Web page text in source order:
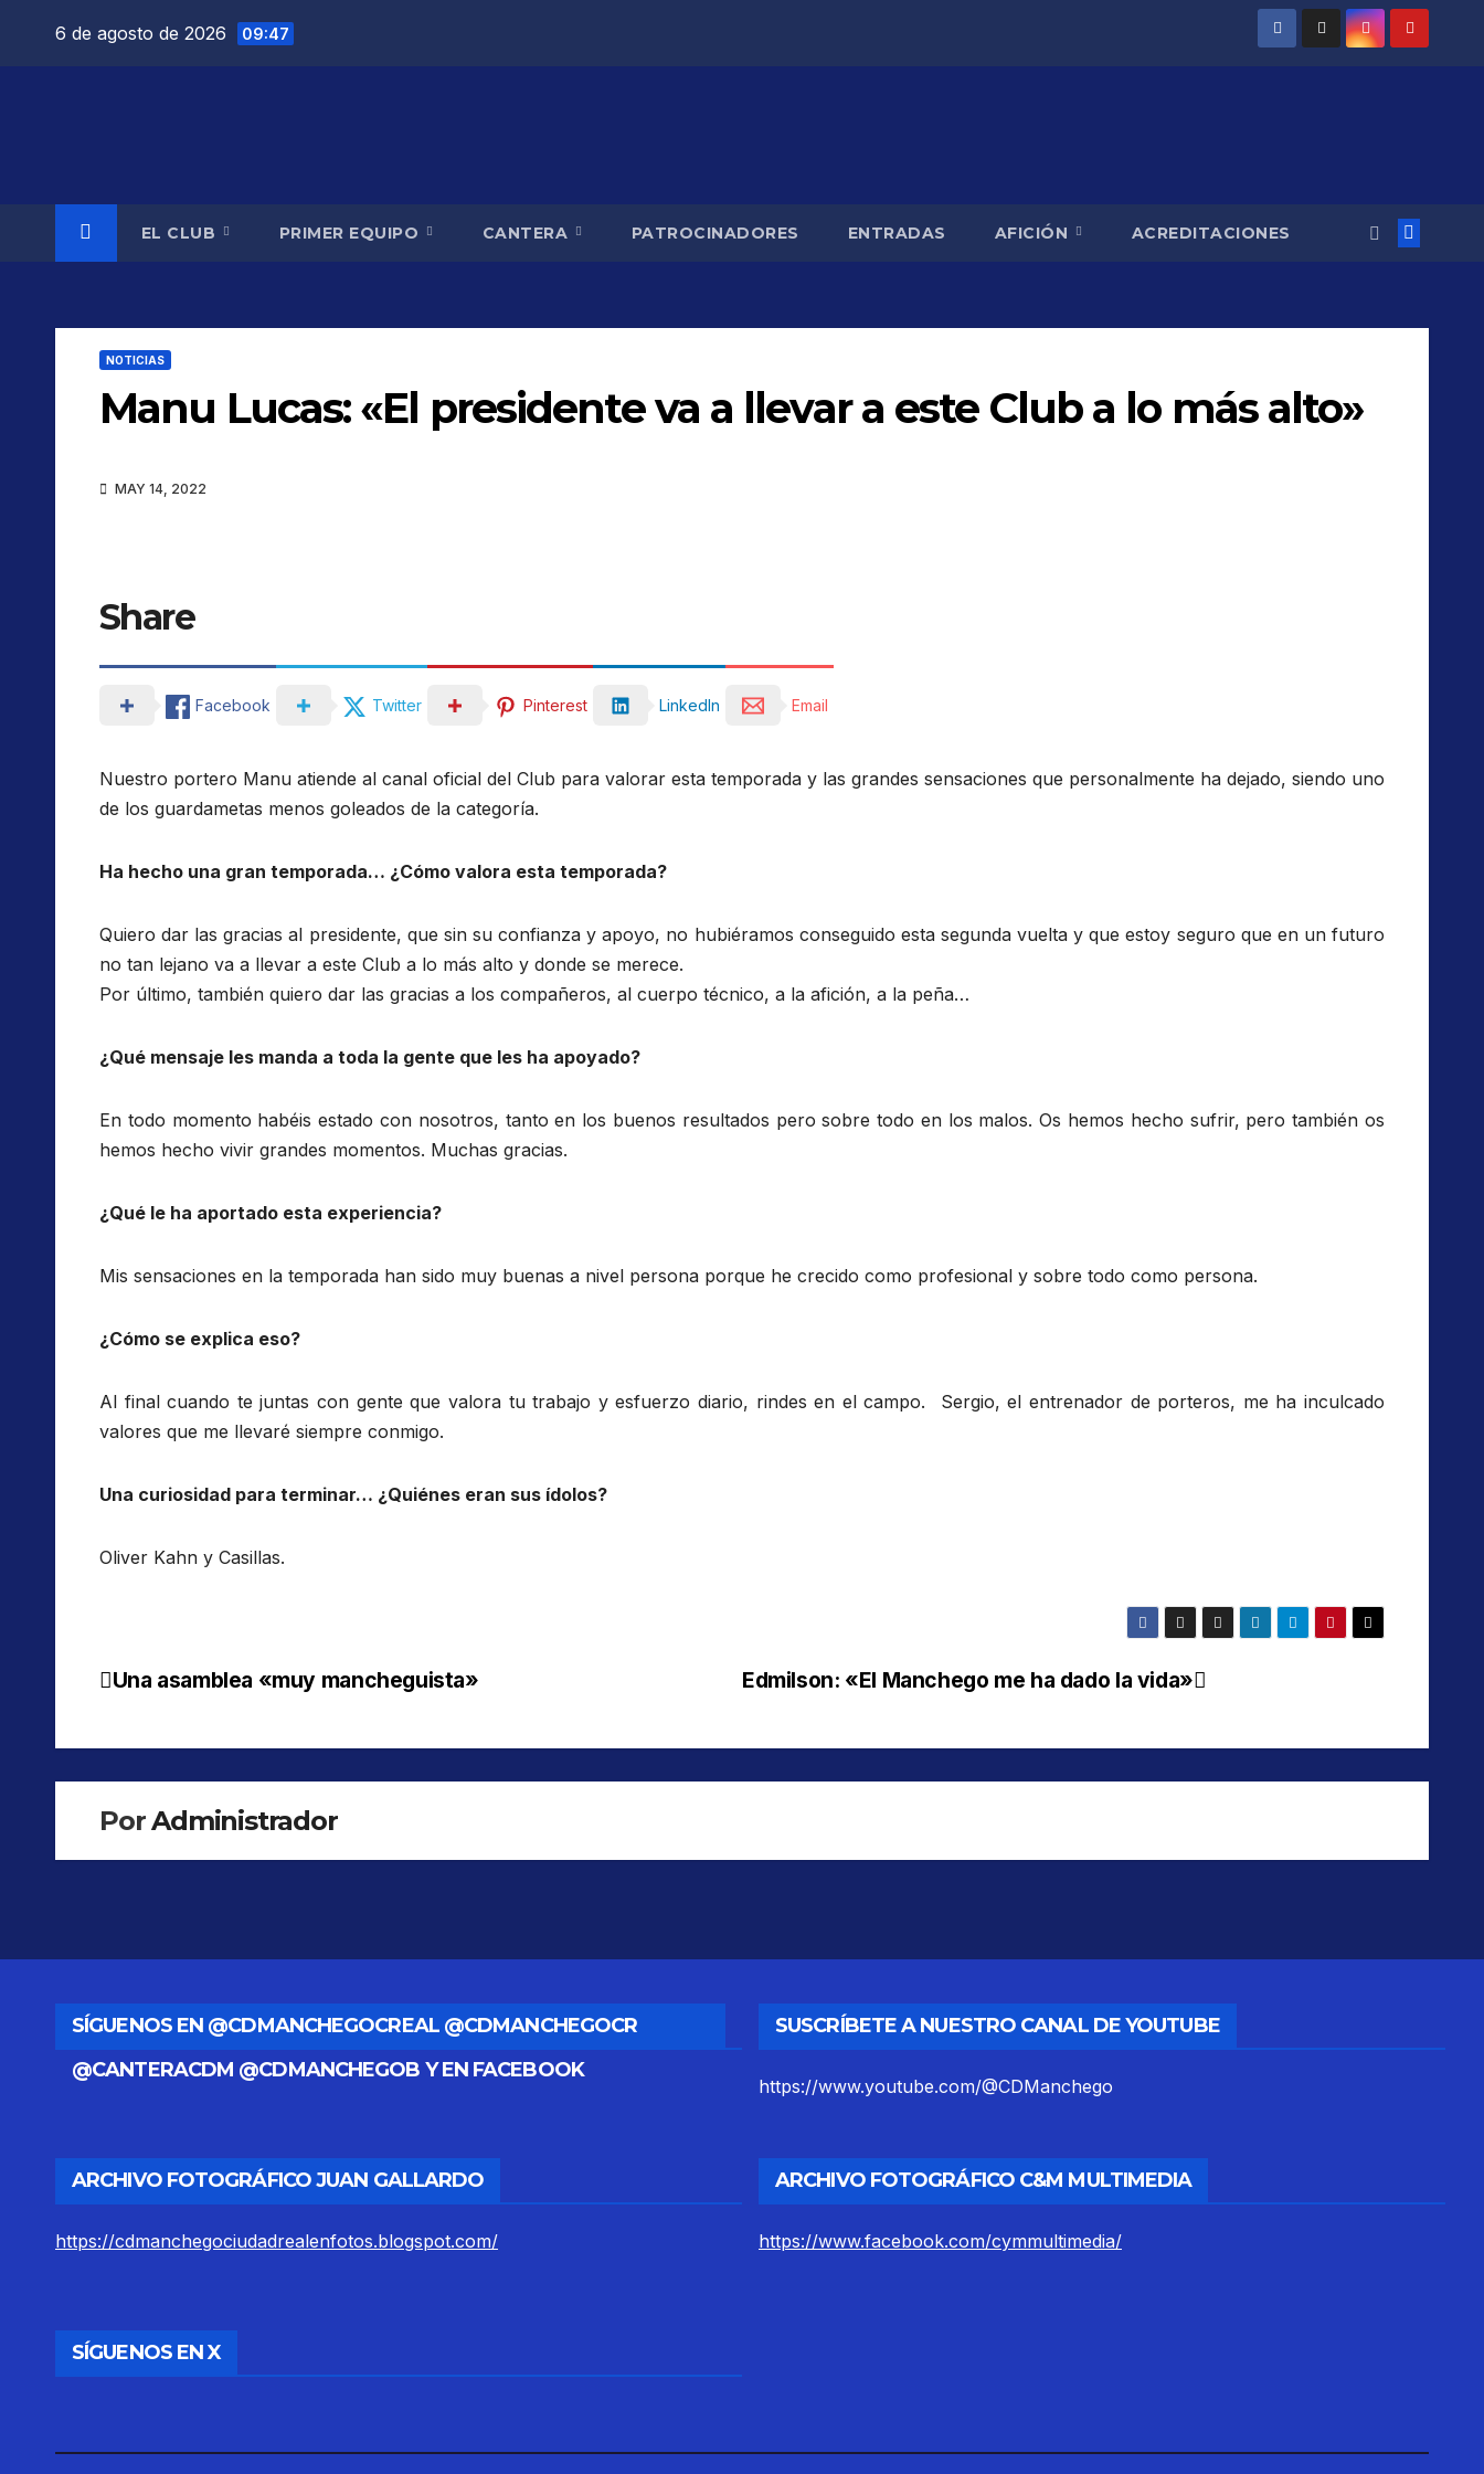
6 de agosto de 2026 09:47
EL CLUB PRIMER EQUIPO CANTERA PATROCINADORES ENTRADAS AFICIÓN ACREDITACIONES
NOTICIAS
Manu Lucas: «El presidente va a llevar a este Club a lo más alto»
MAY 14, 2022
Share
Facebook Twitter Pinterest LinkedIn Email
Nuestro portero Manu atiende al canal oficial del Club para valorar esta temporada y las grandes sensaciones que personalmente ha dejado, siendo uno
de los guardametas menos goleados de la categoría.
Ha hecho una gran temporada… ¿Cómo valora esta temporada?
Quiero dar las gracias al presidente, que sin su confianza y apoyo, no hubiéramos conseguido esta segunda vuelta y que estoy seguro que en un futuro
no tan lejano va a llevar a este Club a lo más alto y donde se merece.
Por último, también quiero dar las gracias a los compañeros, al cuerpo técnico, a la afición, a la peña…
¿Qué mensaje les manda a toda la gente que les ha apoyado?
En todo momento habéis estado con nosotros, tanto en los buenos resultados pero sobre todo en los malos. Os hemos hecho sufrir, pero también os
hemos hecho vivir grandes momentos. Muchas gracias.
¿Qué le ha aportado esta experiencia?
Mis sensaciones en la temporada han sido muy buenas a nivel persona porque he crecido como profesional y sobre todo como persona.
¿Cómo se explica eso?
Al final cuando te juntas con gente que valora tu trabajo y esfuerzo diario, rindes en el campo. Sergio, el entrenador de porteros, me ha inculcado
valores que me llevaré siempre conmigo.
Una curiosidad para terminar… ¿Quiénes eran sus ídolos?
Oliver Kahn y Casillas.
Navegación
entradas
Edmilson: «El Manchego me ha dado la vida»
Una asamblea «muy mancheguista»
PorAdministrador
SÍGUENOS EN @CDMANCHEGOCREAL @CDMANCHEGOCR
@CANTERACDM @CDMANCHEGOB Y EN FACEBOOK
SUSCRÍBETE A NUESTRO CANAL DE YOUTUBE
https://www.youtube.com/@CDManchego
ARCHIVO FOTOGRÁFICO JUAN GALLARDO
https://cdmanchegociudadrealenfotos.blogspot.com/
ARCHIVO FOTOGRÁFICO C&M MULTIMEDIA
https://www.facebook.com/cymmultimedia/
SÍGUENOS EN X